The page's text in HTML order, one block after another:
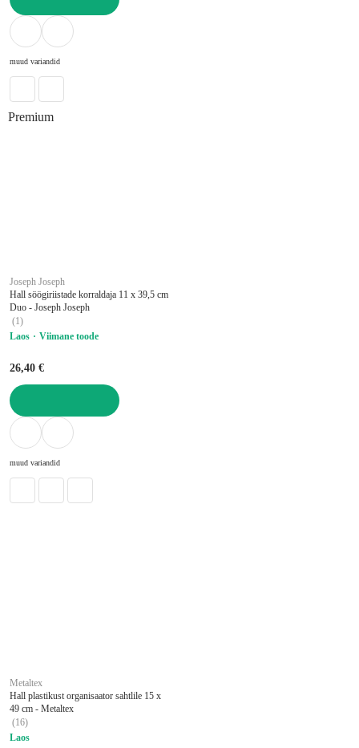
LISA OSTUKORVI
muud variandid
Premium
Joseph Joseph
Hall söögiriistade korraldaja 11 x 39,5 cm
Duo - Joseph Joseph
(1)
Laos
Viimane toode
26,40 €
LISA OSTUKORVI
muud variandid
Metaltex
Hall plastikust organisaator sahtlile 15 x
49 cm - Metaltex
(16)
Laos